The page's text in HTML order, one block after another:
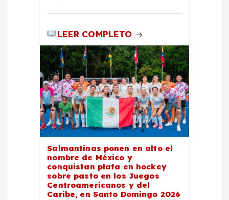
LEER COMPLETO
Salmantinas ponen en alto el
nombre de México y
conquistan plata en hockey
sobre pasto en los Juegos
Centroamericanos y del
Caribe, en Santo Domingo 2026